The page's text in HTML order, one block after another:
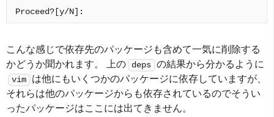
こんな感じで依存先のパッケージも含めて一気に削除する
かどうか聞かれます。 上の
deps の結果から分かるように
vim
は他にもいくつかのパッケージに依存していますが、
それらは他のパッケージからも依存されているのでそうい
ったパッケージはここには出てきません。